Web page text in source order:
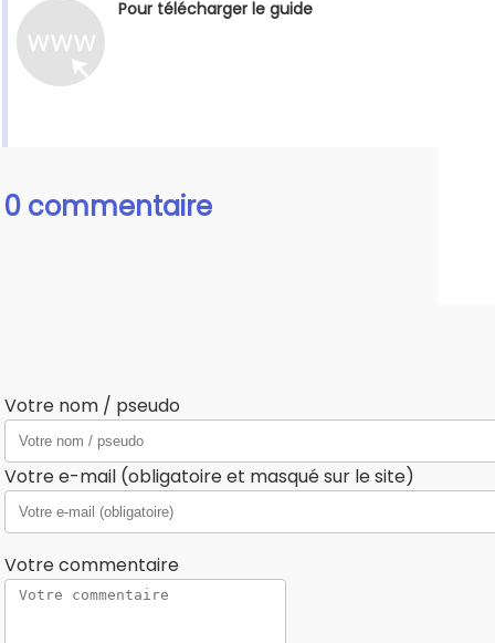
Pour télécharger le guide
0 commentaire
Votre nom / pseudo
Votre e-mail (obligatoire et masqué sur le site)
Votre commentaire